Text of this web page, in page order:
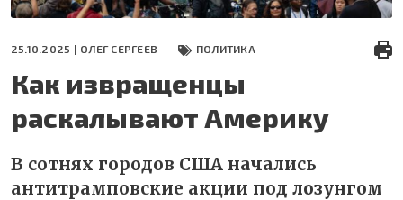
25.10.2025 | ОЛЕГ СЕРГЕЕВ ПОЛИТИКА
Как извращенцы
раскалывают Америку
В сотнях городов США начались
антитрамповские акции под лозунгом